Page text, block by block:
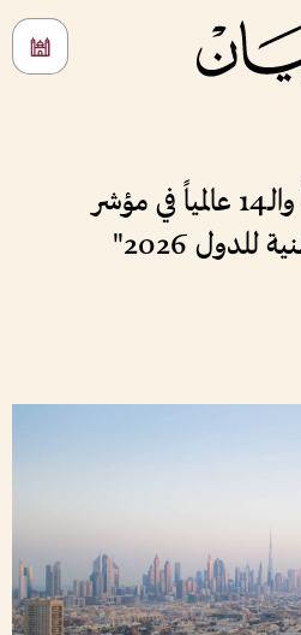
الإمارات الأولى إقليمياً والـ14 عالمياً في مؤشر
2026"